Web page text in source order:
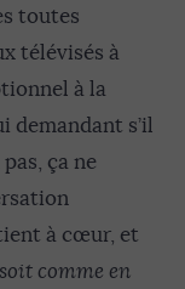
toutes
télévisés à
à la
demandant s’il
ça ne
à cœur, et
comme en